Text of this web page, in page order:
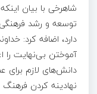
شاهرخی با بیان
توسعه و رشد
دارد، اضافه کرد:
آموختن بی‌نهایت را
دانش‌های لازم
نهادینه کردن